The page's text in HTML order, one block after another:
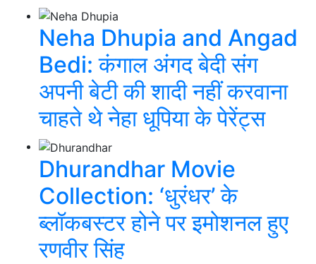
Neha Dhupia and Angad
Bedi: कंगाल अंगद बेदी संग
अपनी बेटी की शादी नहीं करवाना
चाहते थे नेहा धूपिया के पेरेंट्स
Dhurandhar Movie
Collection: ‘धुरंधर’ के
ब्लॉकबस्टर होने पर इमोशनल हुए
रणवीर सिंह